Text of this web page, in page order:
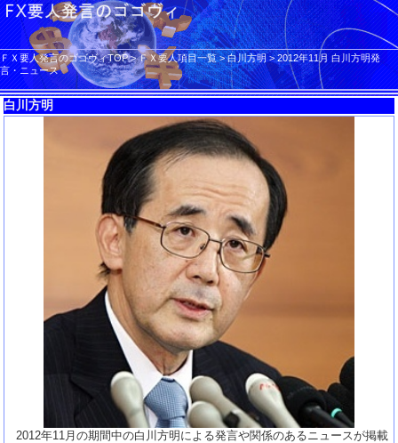
ＦＸ要人発言のゴゴヴィTOP>ＦＸ要人項目一覧>白川方明>2012年11月 白川方明発
言・ニュース
白川方明
2012年11月の期間中の白川方明による発言や関係のあるニュースが掲載